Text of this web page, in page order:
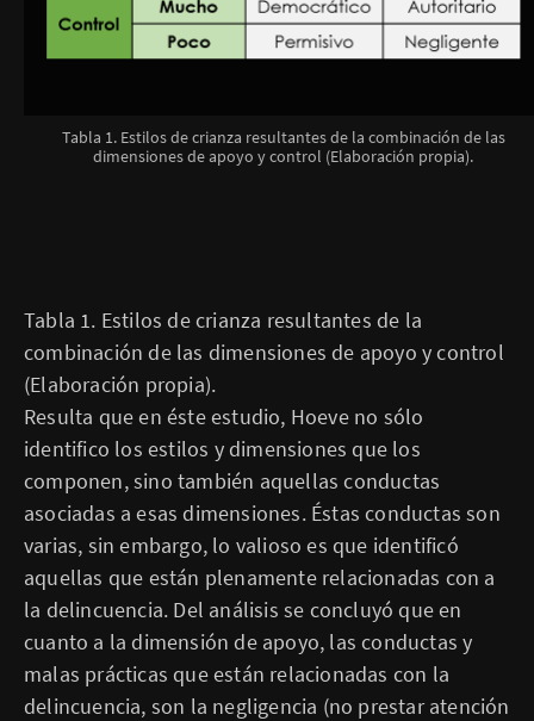
Tabla 1. Estilos de crianza resultantes de la combinación de las
dimensiones de apoyo y control (Elaboración propia).
Tabla 1. Estilos de crianza resultantes de la
combinación de las dimensiones de apoyo y control
(Elaboración propia).
Resulta que en éste estudio, Hoeve no sólo
identifico los estilos y dimensiones que los
componen, sino también aquellas conductas
asociadas a esas dimensiones. Éstas conductas son
varias, sin embargo, lo valioso es que identificó
aquellas que están plenamente relacionadas con a
la delincuencia. Del análisis se concluyó que en
cuanto a la dimensión de apoyo, las conductas y
malas prácticas que están relacionadas con la
delincuencia, son la negligencia (no prestar atención